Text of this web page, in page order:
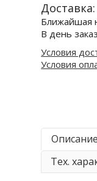
Доставка:
Ближайшая
В день
Условия
Условия
Описание
Тех.